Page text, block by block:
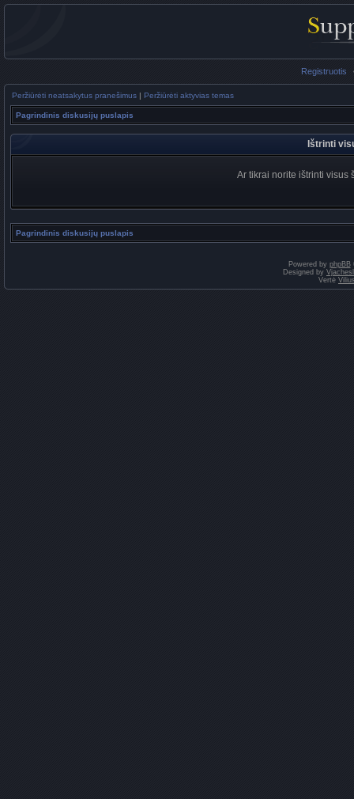
Registruotis
Peržiūrėti neatsakytus pranešimus | Peržiūrėti aktyvias temas
Pagrindinis diskusijų puslapis
Ištrinti
Ar tikrai norite ištrinti visus
Pagrindinis diskusijų puslapis
Powered by phpBB
Designed by
Vertė